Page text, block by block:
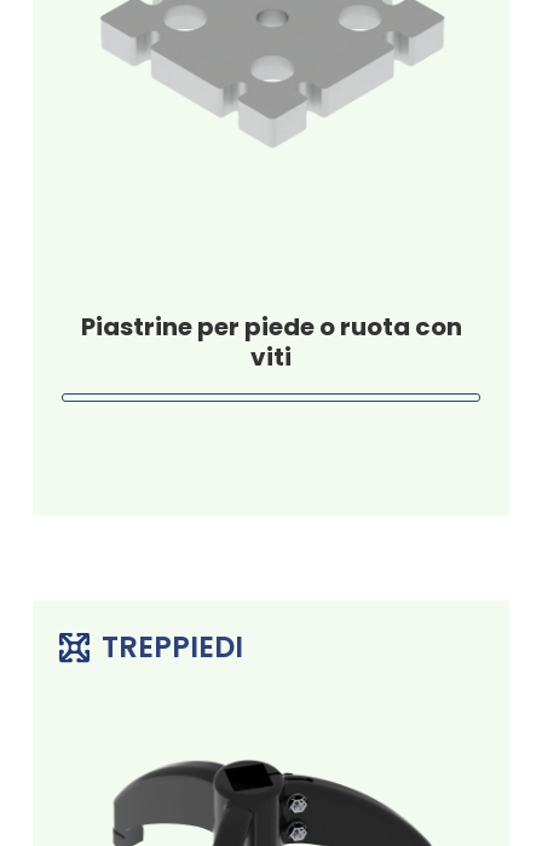
Piastrine per piede o ruota con
viti
TREPPIEDI